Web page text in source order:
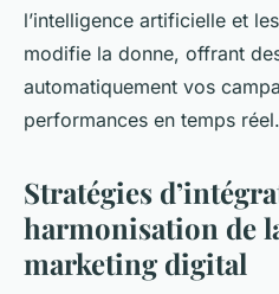
l’intelligence artificielle et
modifie la donne, offrant
automatiquement vos
performances en temps réel.
Stratégies
harmonisation de
marketing digital